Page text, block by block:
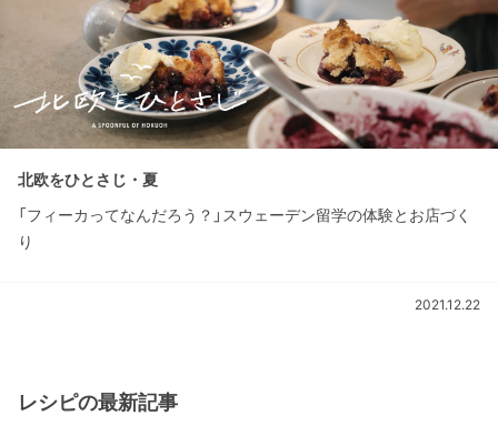
北欧をひとさじ・夏
「フィーカってなんだろう？」スウェーデン留学の体験とお店づく
り
2021.12.22
レシピの最新記事